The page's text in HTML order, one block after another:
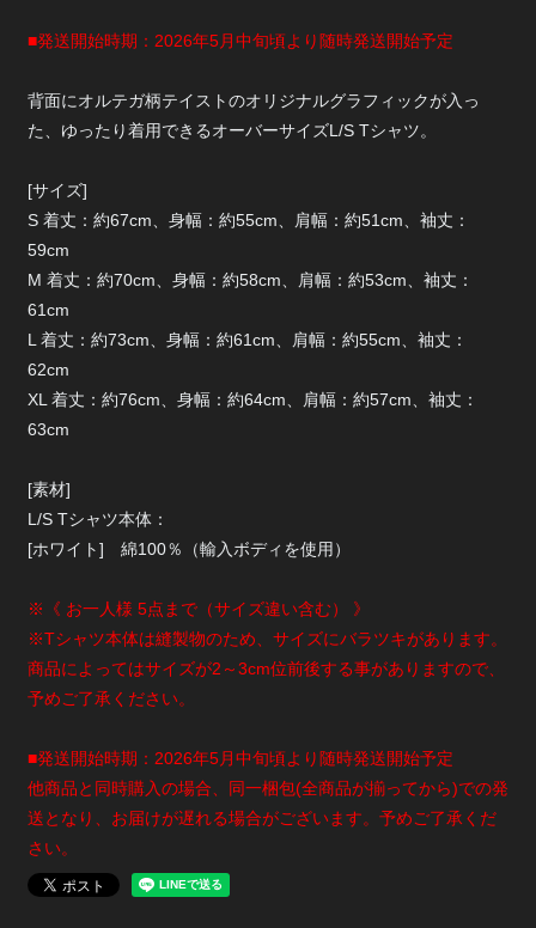
■発送開始時期：2026年5月中旬頃より随時発送開始予定
背面にオルテガ柄テイストのオリジナルグラフィックが入っ
た、ゆったり着用できるオーバーサイズL/S Tシャツ。
[サイズ]
S 着丈：約67cm、身幅：約55cm、肩幅：約51cm、袖丈：
59cm
M 着丈：約70cm、身幅：約58cm、肩幅：約53cm、袖丈：
61cm
L 着丈：約73cm、身幅：約61cm、肩幅：約55cm、袖丈：
62cm
XL 着丈：約76cm、身幅：約64cm、肩幅：約57cm、袖丈：
63cm
[素材]
L/S Tシャツ本体：
[ホワイト] 綿100％（輸入ボディを使用）
※《 お一人様 5点まで（サイズ違い含む） 》
※Tシャツ本体は縫製物のため、サイズにバラツキがあります。
商品によってはサイズが2～3cm位前後する事がありますので、
予めご了承ください。
■発送開始時期：2026年5月中旬頃より随時発送開始予定
他商品と同時購入の場合、同一梱包(全商品が揃ってから)での発
送となり、お届けが遅れる場合がございます。予めご了承くだ
さい。